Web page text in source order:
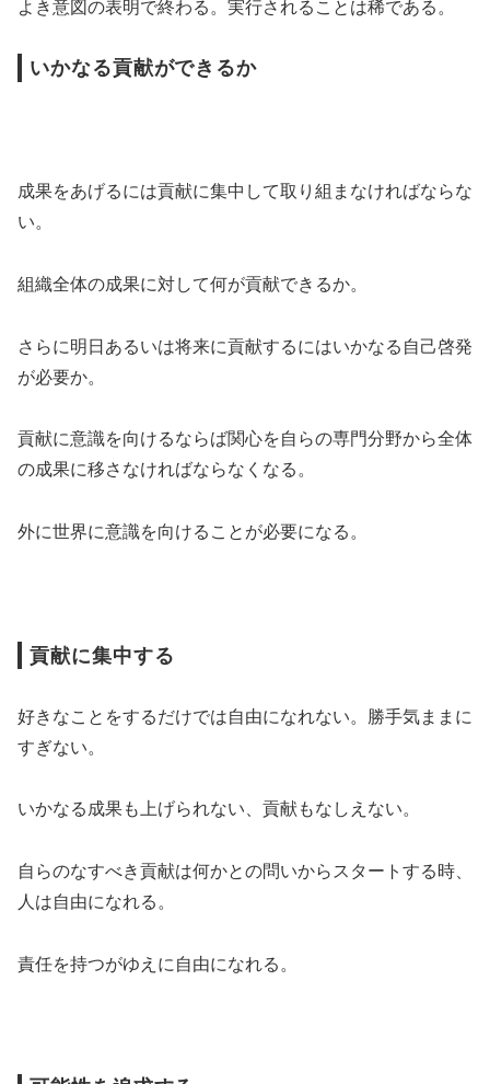
よき意図の表明で終わる。実行されることは稀である。
いかなる貢献ができるか
成果をあげるには貢献に集中して取り組まなければならな
い。
組織全体の成果に対して何が貢献できるか。
さらに明日あるいは将来に貢献するにはいかなる自己啓発
が必要か。
貢献に意識を向けるならば関心を自らの専門分野から全体
の成果に移さなければならなくなる。
外に世界に意識を向けることが必要になる。
貢献に集中する
好きなことをするだけでは自由になれない。勝手気ままに
すぎない。
いかなる成果も上げられない、貢献もなしえない。
自らのなすべき貢献は何かとの問いからスタートする時、
人は自由になれる。
責任を持つがゆえに自由になれる。